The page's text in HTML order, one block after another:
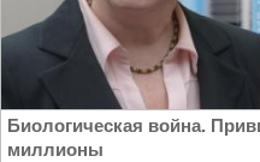
Биологическая война.
миллионы